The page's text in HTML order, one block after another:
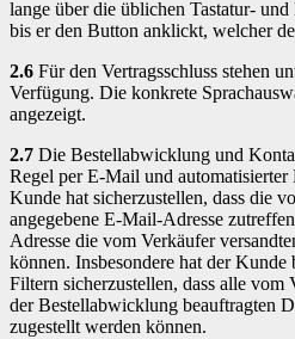
lange über die üblichen Tastatur-
bis er den Button anklickt, welcher
2.6 Für den Vertragsschluss stehen
Verfügung. Die konkrete
angezeigt.
2.7 Die Bestellabwicklung und
Regel per E-Mail und
Kunde hat sicherzustellen, dass die
angegebene E-Mail-Adresse
Adresse die vom Verkäufer
können. Insbesondere hat der
Filtern sicherzustellen, dass alle vom
der Bestellabwicklung beauftragten
zugestellt werden können.